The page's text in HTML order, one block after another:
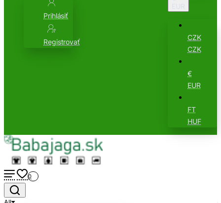
Prihlásiť
Registrovať
CZK
CZK
€
EUR
FT
HUF
0